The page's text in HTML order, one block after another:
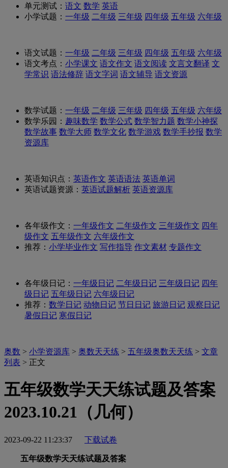
单元测试： 语文 数学 英语
小学试题： 一年级 二年级 三年级 四年级 五年级 六年级
语文试题： 一年级 二年级 三年级 四年级 五年级 六年级
语文考点： 小学课文 语文作文 语文阅读 文言文翻译 文
学常识 语法修辞 语文字词 语文辅导 语文资源
数学试题： 一年级 二年级 三年级 四年级 五年级 六年级
数学乐园： 趣味数学 数学公式 数学智力题 数学小神探
数学故事 数学大师 数学文化 数学游戏 数学手抄报 数学
资源库
英语知识点： 英语作文 英语语法 英语单词
英语试题资源： 英语试题解析 英语资源库
各年级作文： 一年级作文 二年级作文 三年级作文 四年
级作文 五年级作文 六年级作文
推荐： 小学毕业作文 写作指导 作文素材 专题作文
各年级日记： 一年级日记 二年级日记 三年级日记 四年
级日记 五年级日记 六年级日记
推荐： 数学日记 动物日记 节日日记 旅游日记 观察日记
暑假日记 寒假日记
奥数 > 小学资源库 > 奥数天天练 > 五年级奥数天天练 > 文章
列表 > 正文
五年级数学天天练试题及答案
2023.10.21（几何）
2023-09-22 11:23:37 下载试卷
五年级数学天天练试题及答案